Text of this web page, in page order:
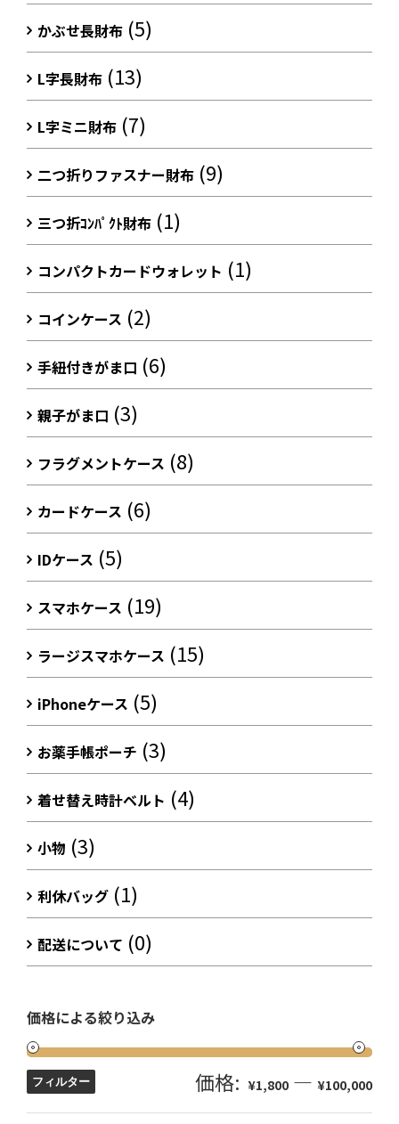
かぶせ長財布 (5)
L字長財布 (13)
L字ミニ財布 (7)
二つ折りファスナー財布 (9)
三つ折ｺﾝﾊﾟｸﾄ財布 (1)
コンパクトカードウォレット (1)
コインケース (2)
手紐付きがま口 (6)
親子がま口 (3)
フラグメントケース (8)
カードケース (6)
IDケース (5)
スマホケース (19)
ラージスマホケース (15)
iPhoneケース (5)
お薬手帳ポーチ (3)
着せ替え時計ベルト (4)
小物 (3)
利休バッグ (1)
配送について (0)
価格による絞り込み
フィルター 価格: ¥1,800 — ¥100,000